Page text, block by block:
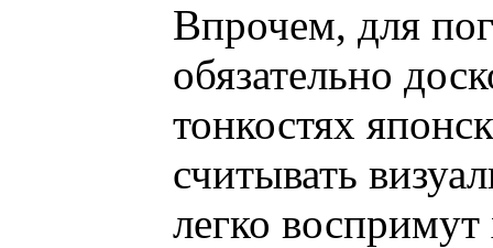
Впрочем, для
обязательно
тонкостях
считывать
легко воспримут